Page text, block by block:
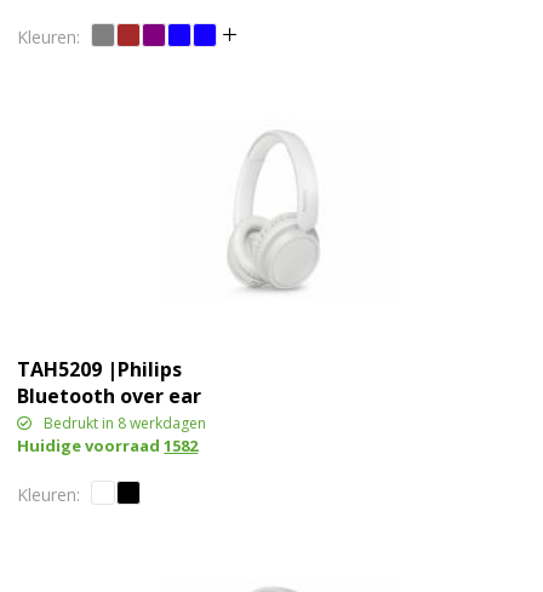
TAH5209 |Philips
Bluetooth over ear
koptelefoon met 65 uur
speeltijd
Bedrukt in 8 werkdagen
Huidige voorraad1582